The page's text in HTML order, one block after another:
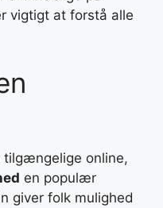
vigtigt at forstå alle
tilgængelige online,
en populær
giver folk mulighed